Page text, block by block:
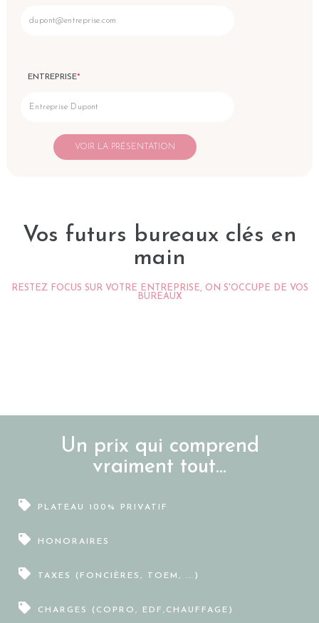
ENTREPRISE*
Vos futurs bureaux clés en
main
RESTEZ FOCUS SUR VOTRE ENTREPRISE, ON S'OCCUPE DE VOS
BUREAUX
Un prix qui comprend
vraiment tout...
PLATEAU 100% PRIVATIF
HONORAIRES
TAXES (FONCIÈRES, TOEM, ...)
CHARGES (COPRO, EDF,CHAUFFAGE)